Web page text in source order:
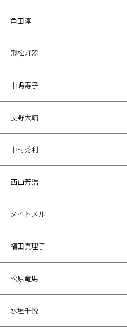
角田淳
飛松灯器
中嶋寿子
長野大輔
中村秀利
西山芳浩
ヌイトメル
福田真理子
松原竜馬
水垣千悦